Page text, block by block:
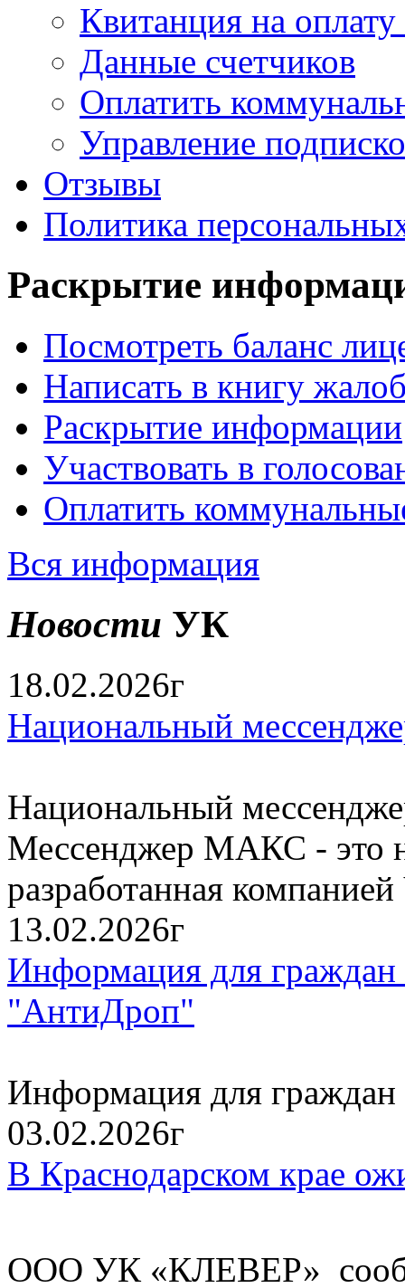
Квитанция на
Данные счетчиков
Оплатить
Управление
Отзывы
Политика
Раскрытие
Посмотреть баланс
Написать в книгу
Раскрытие информации
Участвовать в
Оплатить
Вся информация
Новости УК
18.02.2026г
Национальный
Национальный
Мессенджер МАКС - это
разработанная
13.02.2026г
Информация для граждан
"АнтиДроп"
Информация для граждан
03.02.2026г
В Краснодарском крае
ООО УК «КЛЕВЕР»